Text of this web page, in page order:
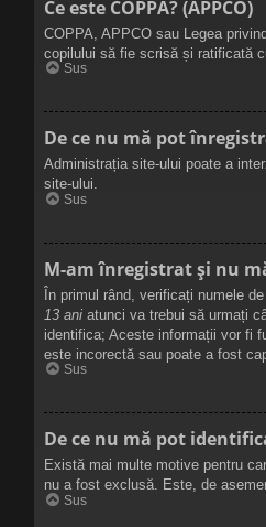
Ce este COPPA? (APPCO)
COPPA, APPCO sau Legea
copilului să fie scrisă și ratificată
Sus
De ce nu mă pot
Administrația site-ului poate a
site-ului.
Sus
M-am înregistrat și nu
În primul rând, verificați numele
13 ani atunci va trebui să urmați
identifica; Aceste informații vor fi
este incorectă sau poate a fost
Sus
De ce nu mă pot
Există mai multe motive pentru
nu a fost exclusă. Este, de
Sus